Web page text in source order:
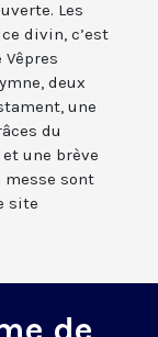
Les
divin, c’est
deux
une
du
une brève
messe sont
site